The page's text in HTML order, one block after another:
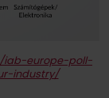
iab-europe-poll-
industry/